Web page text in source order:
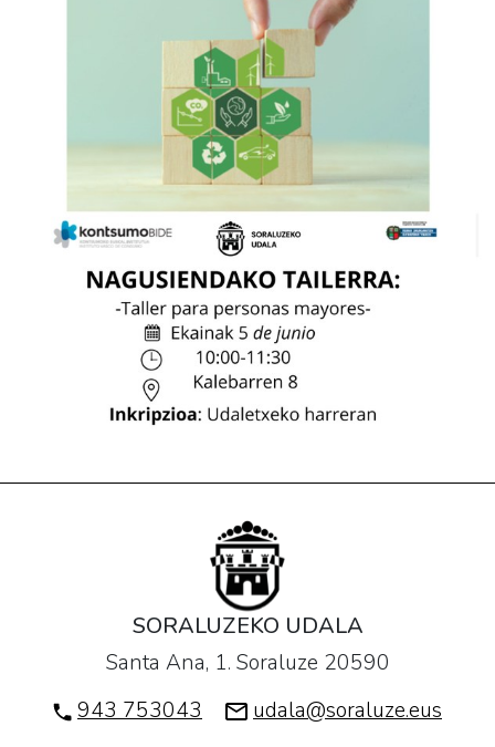
SORALUZEKO UDALA
Santa Ana, 1. Soraluze 20590
943 753043
udala@soraluze.eus